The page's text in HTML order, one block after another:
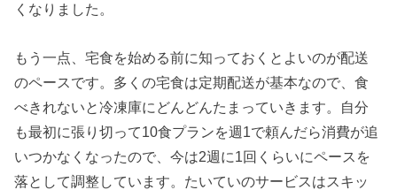
くなりました。
もう一点、宅食を始める前に知っておくとよいのが配送
のペースです。多くの宅食は定期配送が基本なので、食
べきれないと冷凍庫にどんどんたまっていきます。自分
も最初に張り切って10食プランを週1で頼んだら消費が追
いつかなくなったので、今は2週に1回くらいにペースを
落として調整しています。たいていのサービスはスキッ